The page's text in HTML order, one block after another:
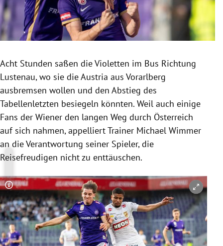
Untermenü
Untermenü
Untermenü
Acht Stunden saßen die Violetten im Bus Richtung
Lustenau, wo sie die Austria aus Vorarlberg
ausbremsen wollen und den Abstieg des
Tabellenletzten besiegeln könnten. Weil auch einige
Fans der Wiener den langen Weg durch Österreich
auf sich nahmen, appelliert Trainer Michael Wimmer
an die Verantwortung seiner Spieler, die
Reisefreudigen nicht zu enttäuschen.
Copyright-Hinweis öffnen/schließen